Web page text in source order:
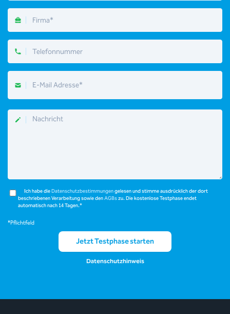
Firma
Telefonnummer
Ich habe die Datenschutzbestimmungengelesen und stimme ausdrücklich der dort
beschriebenen Verarbeitung sowie denAGBszu. Die kostenlose Testphase endet
automatisch nach 14 Tagen.*
*Pflichtfeld
Jetzt Testphase starten
Datenschutzhinweis